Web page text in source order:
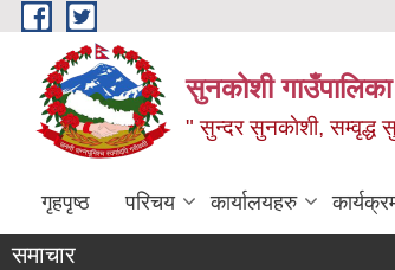
Skip to main content
सुनकोशी गाउँपालिका
" सुन्दर सुनकाेशी, सम्वृद्ध
गृहपृष्ठ परिचय कार्यालयहरु
समाचार